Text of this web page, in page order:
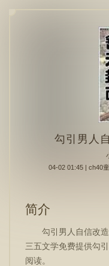
勾引男人
04-02 01:45 | ch40
简介
勾引男人自信改
三五文学免费提供勾
阅读。